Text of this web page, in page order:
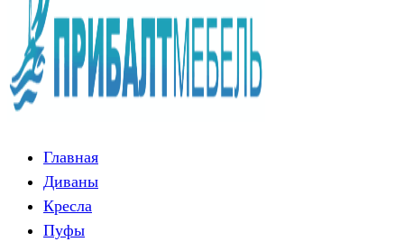
Главная
Диваны
Кресла
Пуфы